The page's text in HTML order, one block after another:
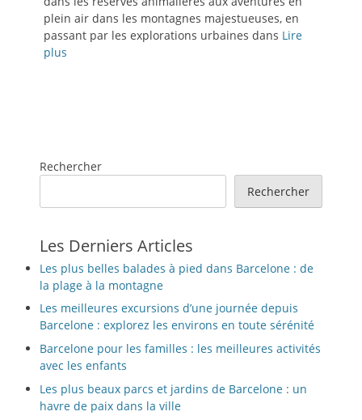
plein air dans les montagnes majestueuses, en
passant par les explorations urbaines dans Lire
plus
Rechercher
Rechercher
Les Derniers Articles
Les plus belles balades à pied dans Barcelone : de
la plage à la montagne
Les meilleures excursions d’une journée depuis
Barcelone : explorez les environs en toute sérénité
Barcelone pour les familles : les meilleures activités
avec les enfants
Les plus beaux parcs et jardins de Barcelone : un
havre de paix dans la ville